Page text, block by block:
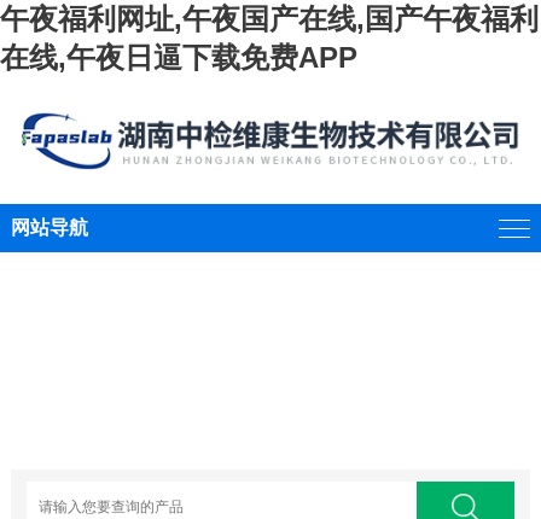
午夜福利网址,午夜国产在线,国产午夜福利
在线,午夜日逼下载免费APP
网站导航